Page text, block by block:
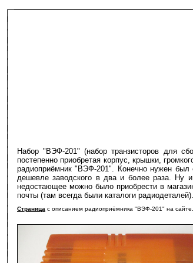
Набор "ВЭФ-201" (набор транзисторов для
постепенно приобретая корпус, крышки,
радиоприёмник "ВЭФ-201". Конечно нужен был
дешевле заводского в два и более раза. Ну
недостающее можно было приобрести в
почты (там всегда были каталоги радиодеталей).
Страница с описанием радиоприёмника "ВЭФ-201" на